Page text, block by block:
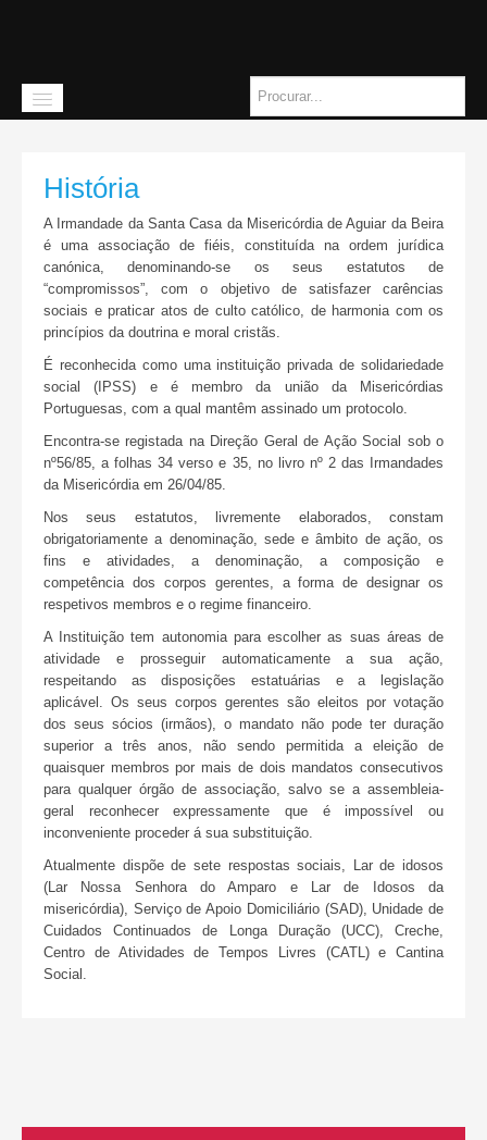
Início
A instituição
Missão
Quem somos
Orgãos Sociais
Como chegar
Gestão Documental
Organograma
Respostas Sociais
Terceira idade
Lar de idosos
Apoio domiciliário
Infância
Creche
ATL
Saúde
Unidade de Fisioterapia e Reabilitação
História
A Irmandade da Santa Casa da Misericórdia de Aguiar da Beira
é uma associação de fiéis, constituída na ordem jurídica
canónica, denominando-se os seus estatutos de
“compromissos”, com o objetivo de satisfazer carências
sociais e praticar atos de culto católico, de harmonia com os
princípios da doutrina e moral cristãs.
É reconhecida como uma instituição privada de solidariedade
social (IPSS) e é membro da união da Misericórdias
Portuguesas, com a qual mantêm assinado um protocolo.
Encontra-se registada na Direção Geral de Ação Social sob o
nº56/85, a folhas 34 verso e 35, no livro nº 2 das Irmandades
da Misericórdia em 26/04/85.
Nos seus estatutos, livremente elaborados, constam
obrigatoriamente a denominação, sede e âmbito de ação, os
fins e atividades, a denominação, a composição e
competência dos corpos gerentes, a forma de designar os
respetivos membros e o regime financeiro.
A Instituição tem autonomia para escolher as suas áreas de
atividade e prosseguir automaticamente a sua ação,
respeitando as disposições estatuárias e a legislação
aplicável. Os seus corpos gerentes são eleitos por votação
dos seus sócios (irmãos), o mandato não pode ter duração
superior a três anos, não sendo permitida a eleição de
quaisquer membros por mais de dois mandatos consecutivos
para qualquer órgão de associação, salvo se a assembleia-
geral reconhecer expressamente que é impossível ou
inconveniente proceder á sua substituição.
Atualmente dispõe de sete respostas sociais, Lar de idosos
(Lar Nossa Senhora do Amparo e Lar de Idosos da
misericórdia), Serviço de Apoio Domiciliário (SAD), Unidade de
Cuidados Continuados de Longa Duração (UCC), Creche,
Centro de Atividades de Tempos Livres (CATL) e Cantina
Social.